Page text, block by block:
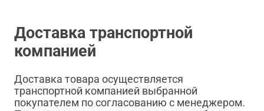
Доставка транспортной
компанией
Доставка товара осуществляется
транспортной компанией выбранной
покупателем по согласованию с менеджером.